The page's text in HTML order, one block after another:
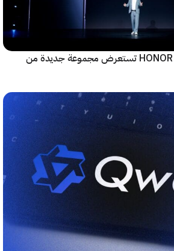
بالتعاون مع ARRI، شركة HONOR تستعرض مجموعة جديدة من